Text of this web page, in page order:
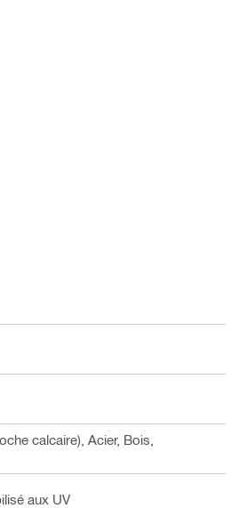
calcaire), Acier, Bois,
aux UV